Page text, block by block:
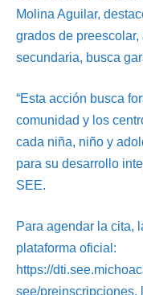
Molina Aguilar,
grados de
secundaria, busca
“Esta acción busca
comunidad y los
cada niña, niño y
para su desarrollo
SEE.
Para agendar la cita,
plataforma oficial:
https://
see/preinscripciones,